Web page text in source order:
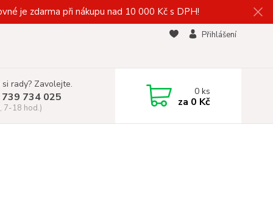
je zdarma při nákupu nad 10 000 Kč s DPH!
Přihlášení
rady? Zavolejte.
734 025
7-18 hod.)
0ks
za 0 Kč